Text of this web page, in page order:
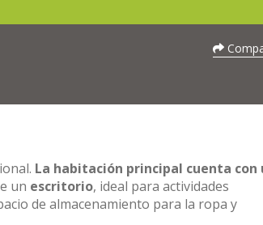
La habitación principal cuenta con
un escritorio, ideal para actividades
de almacenamiento para la ropa y